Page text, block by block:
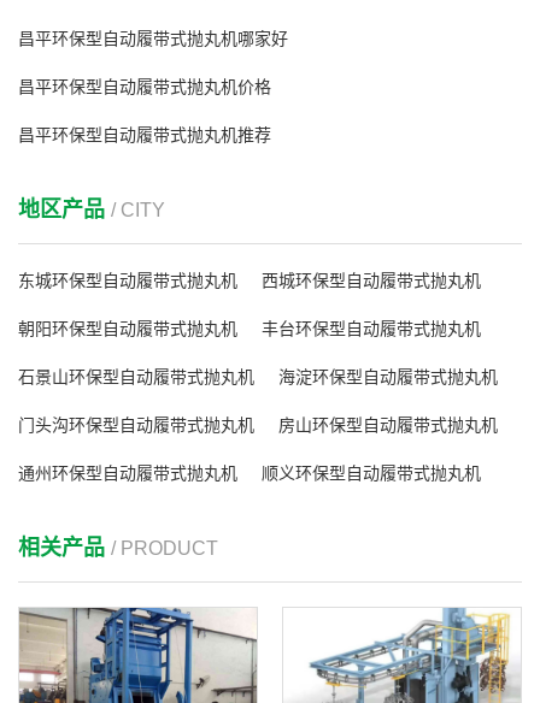
昌平环保型自动履带式抛丸机哪家好
昌平环保型自动履带式抛丸机价格
昌平环保型自动履带式抛丸机推荐
地区产品 / CITY
东城环保型自动履带式抛丸机 西城环保型自动履带式抛丸机
朝阳环保型自动履带式抛丸机 丰台环保型自动履带式抛丸机
石景山环保型自动履带式抛丸机 海淀环保型自动履带式抛丸机
门头沟环保型自动履带式抛丸机 房山环保型自动履带式抛丸机
通州环保型自动履带式抛丸机 顺义环保型自动履带式抛丸机
相关产品 / PRODUCT